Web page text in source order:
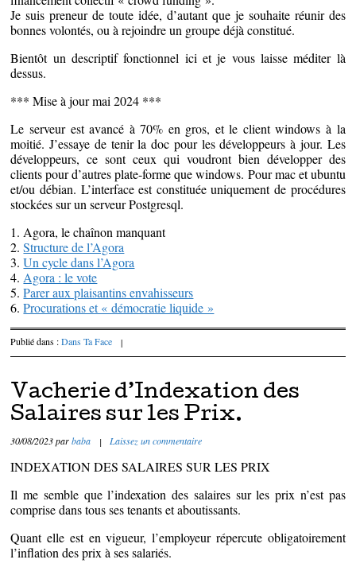
Je suis preneur de toute idée, d’autant que je souhaite réunir des
bonnes volontés, ou à rejoindre un groupe déjà constitué.
Bientôt un descriptif fonctionnel ici et je vous laisse méditer là
dessus.
*** Mise à jour mai 2024 ***
Le serveur est avancé à 70% en gros, et le client windows à la
moitié. J’essaye de tenir la doc pour les développeurs à jour. Les
développeurs, ce sont ceux qui voudront bien développer des
clients pour d’autres plate-forme que windows. Pour mac et ubuntu
et/ou débian. L’interface est constituée uniquement de procédures
stockées sur un serveur Postgresql.
1. Agora, le chaînon manquant
2.Structure de l’Agora
3.Un cycle dans l’Agora
4. Agora : le vote
5.Parer aux plaisantins envahisseurs
6.Procurations et « démocratie liquide »
Publié dans :Dans Ta Face |
Vacherie d’Indexation des
Salaires sur les Prix.
30/08/2023parbaba | Laissez un commentaire
INDEXATION DES SALAIRES SUR LES PRIX
Il me semble que l’indexation des salaires sur les prix n’est pas
comprise dans tous ses tenants et aboutissants.
Quant elle est en vigueur, l’employeur répercute obligatoirement
l’inflation des prix à ses salariés.